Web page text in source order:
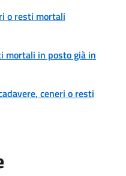
o resti mortali
mortali in posto già in
ceneri o resti